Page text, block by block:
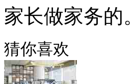
家长做家务的。
猜你喜欢